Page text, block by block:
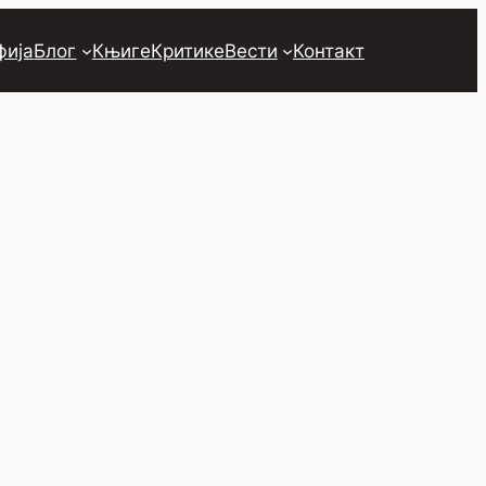
Блог КњигеКритикеВести Контакт